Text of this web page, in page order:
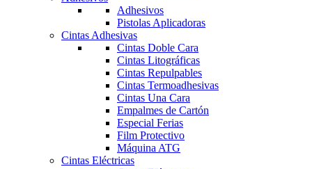
Adhesivos
Pistolas Aplicadoras
Cintas Adhesivas
Cintas Doble Cara
Cintas Litográficas
Cintas Repulpables
Cintas Termoadhesivas
Cintas Una Cara
Empalmes de Cartón
Especial Ferias
Film Protectivo
Máquina ATG
Cintas Eléctricas